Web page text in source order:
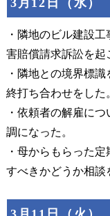
・隣地のビル建設
害賠償請求訴訟を起
・隣地との境界標
終打ち合わせをした
・依頼者の解雇に
調になった。
・母からもらった
すべきかどうか相談